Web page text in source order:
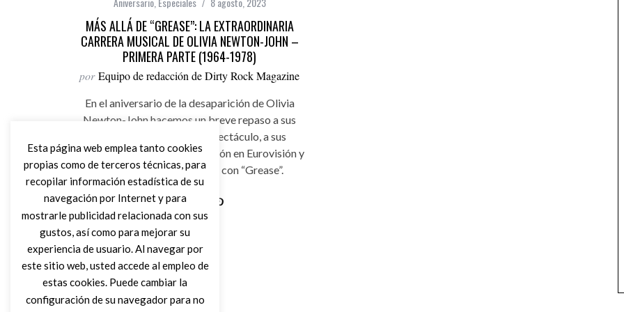
MÁS ALLÁ DE “GREASE”: LA EXTRAORDINARIA
CARRERA MUSICAL DE OLIVIA NEWTON-JOHN –
PRIMERA PARTE (1964-1978)
por Equipo de redacción de Dirty Rock Magazine
En el aniversario de la desaparición de Olivia
Newton-John hacemos un breve repaso a sus
inicios en el mundo del espectáculo, a sus
primeros discos, su participación en Eurovisión y
su llegada al éxito mundial con “Grease”.
Esta página web emplea tanto cookies
propias como de terceros técnicas, para
recopilar información estadística de su
navegación por Internet y para
mostrarle publicidad relacionada con sus
gustos, así como para mejorar su
experiencia de usuario. Al navegar por
este sitio web, usted accede al empleo de
estas cookies. Puede cambiar la
configuración de su navegador para no